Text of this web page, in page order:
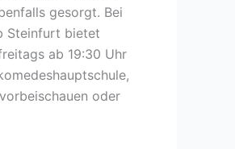
gesorgt. Bei
Steinfurt bietet
ab 19:30 Uhr
oder